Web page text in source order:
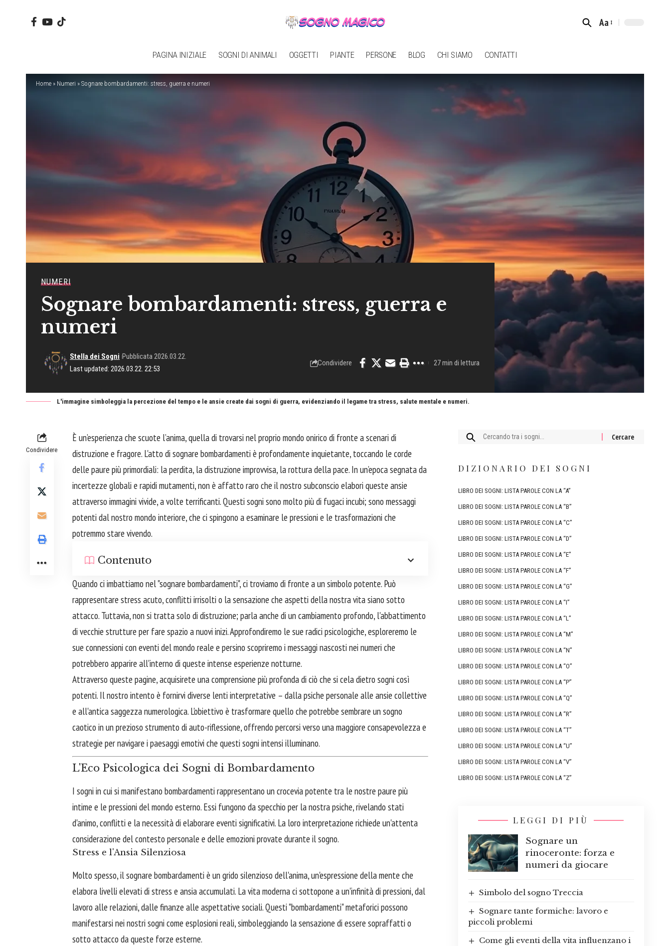
Font
Aa
PAGINA INIZIALE SOGNI DI ANIMALI OGGETTI PIANTE PERSONE BLOG CHI SIAMO CONTATTI
Home » Numeri » Sognare bombardamenti: stress, guerra e numeri
NUMERI
Sognare bombardamenti: stress, guerra e
numeri
Last updated: 2026.03.22. 22:53
Stella dei Sogni Pubblicata 2026.03.22.
Condividere 27 min di lettura
L'immagine simboleggia la percezione del tempo e le ansie create dai sogni di guerra, evidenziando il legame tra stress, salute mentale e numeri.
Condividere
È un’esperienza che scuote l’anima, quella di trovarsi nel proprio mondo onirico di fronte a scenari di
distruzione e fragore. L'atto di sognare bombardamenti è profondamente inquietante, toccando le corde
delle paure più primordiali: la perdita, la distruzione improvvisa, la rottura della pace. In un’epoca segnata da
incertezze globali e rapidi mutamenti, non è affatto raro che il nostro subconscio elabori queste ansie
attraverso immagini vivide, a volte terrificanti. Questi sogni sono molto più di fugaci incubi; sono messaggi
potenti dal nostro mondo interiore, che ci spingono a esaminare le pressioni e le trasformazioni che
potremmo stare vivendo.
Contenuto
Quando ci imbattiamo nel "sognare bombardamenti", ci troviamo di fronte a un simbolo potente. Può
rappresentare stress acuto, conflitti irrisolti o la sensazione che aspetti della nostra vita siano sotto
attacco. Tuttavia, non si tratta solo di distruzione; parla anche di un cambiamento profondo, l'abbattimento
di vecchie strutture per fare spazio a nuovi inizi. Approfondiremo le sue radici psicologiche, esploreremo le
sue connessioni con eventi del mondo reale e persino scopriremo i messaggi nascosti nei numeri che
potrebbero apparire all'interno di queste intense esperienze notturne.
Attraverso queste pagine, acquisirete una comprensione più profonda di ciò che si cela dietro sogni così
potenti. Il nostro intento è fornirvi diverse lenti interpretative – dalla psiche personale alle ansie collettive
e all'antica saggezza numerologica. L'obiettivo è trasformare quello che potrebbe sembrare un sogno
caotico in un prezioso strumento di auto-riflessione, offrendo percorsi verso una maggiore consapevolezza e
strategie per navigare i paesaggi emotivi che questi sogni intensi illuminano.
L'Eco Psicologica dei Sogni di Bombardamento
I sogni in cui si manifestano bombardamenti rappresentano un crocevia potente tra le nostre paure più
intime e le pressioni del mondo esterno. Essi fungono da specchio per la nostra psiche, rivelando stati
d'animo, conflitti e la necessità di elaborare eventi significativi. La loro interpretazione richiede un'attenta
considerazione del contesto personale e delle emozioni provate durante il sogno.
Stress e l'Ansia Silenziosa
Molto spesso, il sognare bombardamenti è un grido silenzioso dell'anima, un'espressione della mente che
elabora livelli elevati di stress e ansia accumulati. La vita moderna ci sottopone a un'infinità di pressioni, dal
lavoro alle relazioni, dalle finanze alle aspettative sociali. Questi "bombardamenti" metaforici possono
manifestarsi nei nostri sogni come esplosioni reali, simboleggiando la sensazione di essere sopraffatti o
sotto attacco da queste forze esterne.
Cercare:
DIZIONARIO DEI SOGNI
LIBRO DEI SOGNI: LISTA PAROLE CON LA “A”
LIBRO DEI SOGNI: LISTA PAROLE CON LA “B”
LIBRO DEI SOGNI: LISTA PAROLE CON LA “C”
LIBRO DEI SOGNI: LISTA PAROLE CON LA “D”
LIBRO DEI SOGNI: LISTA PAROLE CON LA “E”
LIBRO DEI SOGNI: LISTA PAROLE CON LA “F”
LIBRO DEI SOGNI: LISTA PAROLE CON LA “G”
LIBRO DEI SOGNI: LISTA PAROLE CON LA “I”
LIBRO DEI SOGNI: LISTA PAROLE CON LA “L”
LIBRO DEI SOGNI: LISTA PAROLE CON LA “M”
LIBRO DEI SOGNI: LISTA PAROLE CON LA “N”
LIBRO DEI SOGNI: LISTA PAROLE CON LA “O”
LIBRO DEI SOGNI: LISTA PAROLE CON LA “P”
LIBRO DEI SOGNI: LISTA PAROLE CON LA “Q”
LIBRO DEI SOGNI: LISTA PAROLE CON LA “R”
LIBRO DEI SOGNI: LISTA PAROLE CON LA “T”
LIBRO DEI SOGNI: LISTA PAROLE CON LA “U”
LIBRO DEI SOGNI: LISTA PAROLE CON LA “V”
LIBRO DEI SOGNI: LISTA PAROLE CON LA “Z”
LEGGI DI PIÙ
Sognare un
rinoceronte: forza e
numeri da giocare
Simbolo del sogno Treccia
Sognare tante formiche: lavoro e
piccoli problemi
Come gli eventi della vita influenzano i